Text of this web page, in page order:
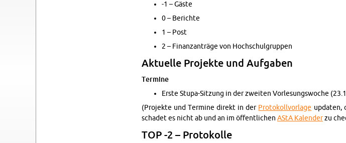
-1 – Gäste
0 – Berichte
1 – Post
2 – Fi­nan­zanträge von Hochschul­grup­pen
Ak­tuelle Pro­jekte und Auf­gaben
Ter­mine
Erste Stupa-Sitzung in der zweiten Vor­lesungswoche
(Pro­jekte und Ter­mine di­rekt in der Pro­tokol­lvor­lage up­daten,
schadet es nicht ab und an im öffentlichen AStA Kalen­derzu
TOP -2 – Pro­tokolle